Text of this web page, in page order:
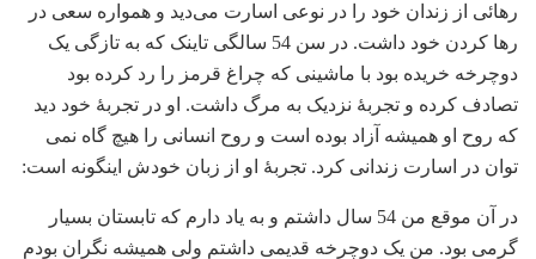
رهائی از زندان خود را در نوعی اسارت می‌دید و همواره سعی در
رها کردن خود داشت. در سن 54 سالگی تاینک که به تازگی یک
دوچرخه خریده بود با ماشینی که چراغ قرمز را رد کرده بود
تصادف کرده و تجربۀ نزدیک به مرگ داشت. او در تجربۀ خود دید
که روح او همیشه آزاد بوده است و روح انسانی را هیچ گاه نمی
توان در اسارت زندانی کرد. تجربۀ او از زبان خودش اینگونه است:
در آن موقع من 54 سال داشتم و به یاد دارم که تابستان بسیار
گرمی بود. من یک دوچرخه قدیمی داشتم ولی همیشه نگران بودم